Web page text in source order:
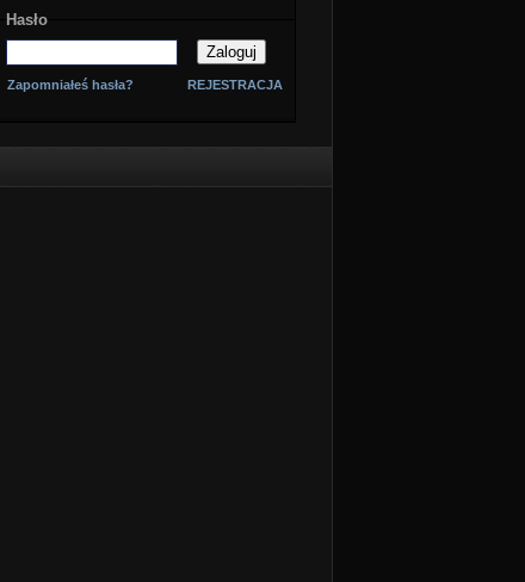
Hasło
Zapomniałeś hasła? REJESTRACJA